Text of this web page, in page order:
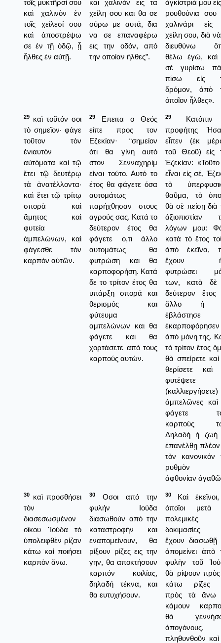
τοῖς μυκτῆρσί σου
καὶ χαλινὸν ἐν
τοῖς χείλεσί σου
καὶ ἀποστρέψω
σε ἐν τῇ ὁδῷ, ᾗ
ἦλθες ἐν αὐτῇ.
και χαλινόν εις τα
χείλη σου και θα σε
σύρω με αυτά, δια
να σε επαναφέρω
εις την οδόν, από
την οποίαν ήλθες”.
ἀγκίστριά μου
ρουθούνια σου
χαλινάρι εἰς
χείλη σου, διὰ
διευθύνω
θέλω ἐγώ, καὶ
σὲ γυρίσω
πίσω εἰς
δρόμον, ἀπὸ
ὁποῖον ἦλθες».
29
καὶ τοῦτόν σοι
τὸ σημεῖον· φάγε
τοῦτον τὸν
ἐνιαυτὸν
αὐτόματα καὶ τῷ
ἔτει τῷ δευτέρῳ
τὰ ἀνατέλλοντα·
καὶ ἔτει τῷ τρίτῳ
σπορὰ καὶ
ἄμητος καὶ
φυτεία
ἀμπελώνων, καὶ
φάγεσθε τὸν
καρπὸν αὐτῶν.
29
Επειτα ο Θεός
είπε προς τον
Εζεκίαν· “σημείον
ότι θα γίνη αυτό
στον Σενναχηρίμ
είναι τούτο. Αυτό το
έτος θα φάγετε όσα
αυτομάτως
παρήχθησαν στους
αγρούς σας. Κατά το
δεύτερον έτος θα
φάγετε ο,τι άλλο
αυτομάτως θα
φυτρώση και θα
καρποφορήση. Κατά
δε το τρίτον έτος θα
υπάρξη σπορά και
θερισμός και
φύτευμα
αμπελώνων και θα
φάγετε και θα
χορτάσετε από τους
καρπούς αυτών.
29
προφήτης
εἶπεν (ἐκ
τοῦ Θεοῦ) εἰς
Ἐζεκίαν:
εἶναι εἰς σέ,
τὸ
θαῦμα, τὸ
θὰ σὲ πείσῃ διὰ
ἀξιοπιστίαν
λόγων μου:
κατὰ τὸ ἔτος
ἀπὸ ἐκεῖνα,
ἔχουν
φυτρώσει
των, κατὰ δὲ
δεύτερον ἔτος
ἄλλο ἡ
ἐβλάστησε
ἐκαρποφόρησεν
ἀπὸ μόνη της.
τὸ τρίτον ἔτος
θὰ σπείρετε
θερίσετε καὶ
φυτέψετε
(καλλιεργήσετε)
ἀμπελῶνες
φάγετε
καρποὺς
Δηλαδὴ ἡ ζωὴ
ἐπανέλθῃ πλέον
τὸν κανονικόν
ρυθμὸν
ἀφθονίαν
30
καὶ προσθήσει
τὸν
διασεσωσμένον
οἴκου ᾿Ιούδα τὸ
ὑπολειφθὲν ρίζαν
κάτω καὶ ποιήσει
καρπὸν ἄνω.
30
Οσοι από την
φυλήν Ιούδα
διασωθούν από την
καταστροφήν και
εναπομείνουν, θα
ρίξουν ρίζες εις την
γην, θα αποκτήσουν
καρπόν κοιλίας,
δηλαδή τέκνα, και
θα ευτυχήσουν.
30
Καὶ
ὁποῖοι μετὰ
πολεμικὲς
δοκιμασίες
ἔχουν διασωθῇ
ἀπομείνει ἀπὸ
φυλὴν τοῦ
θὰ ρίψουν
κάτω ρίζες
πρὸς τὰ ἄνω
κάμουν
θὰ
ἀπογόνους,
πληθυνθοῦν